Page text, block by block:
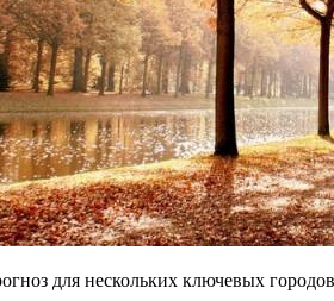
для нескольких ключевых